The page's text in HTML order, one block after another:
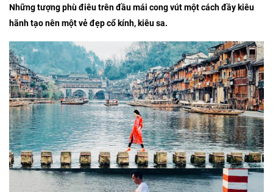
Những tượng phù điêu trên đầu mái cong vút một cách đầy kiêu
hãnh tạo nên một vẻ đẹp cổ kính, kiêu sa.